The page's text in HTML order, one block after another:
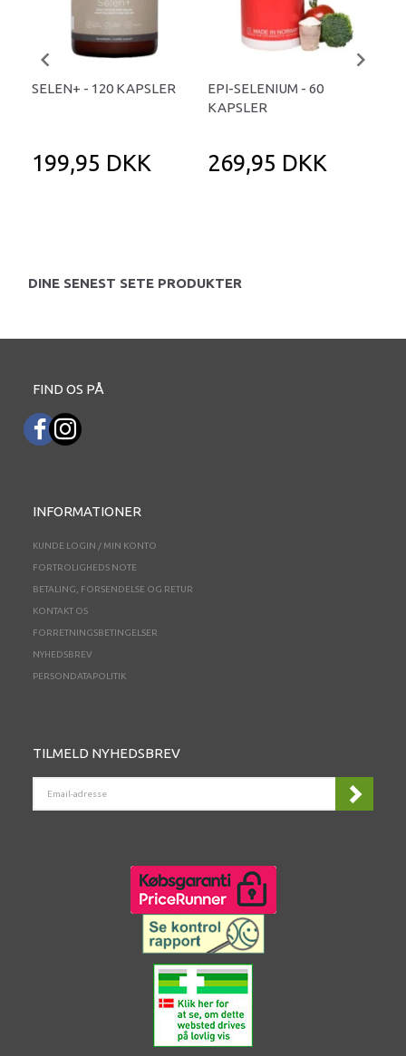
SELEN+ - 120 KAPSLER
199,95 DKK
EPI-SELENIUM - 60
KAPSLER
269,95 DKK
DINE SENEST SETE PRODUKTER
FIND OS PÅ
INFORMATIONER
KUNDE LOGIN / MIN KONTO
FORTROLIGHEDS NOTE
BETALING, FORSENDELSE OG RETUR
KONTAKT OS
FORRETNINGSBETINGELSER
NYHEDSBREV
PERSONDATAPOLITIK
TILMELD NYHEDSBREV
ADRESSE